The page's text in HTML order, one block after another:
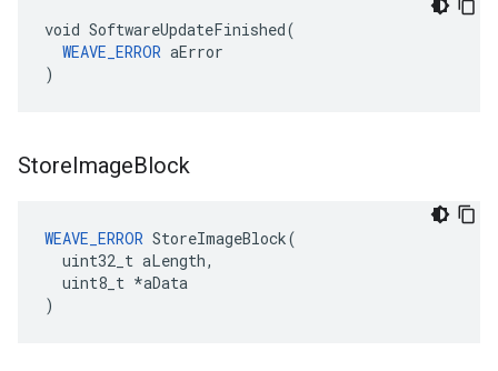
void SoftwareUpdateFinished(
WEAVE_ERROR aError
)
StoreImageBlock
WEAVE_ERROR StoreImageBlock(
  uint32_t aLength,
  uint8_t *aData
)